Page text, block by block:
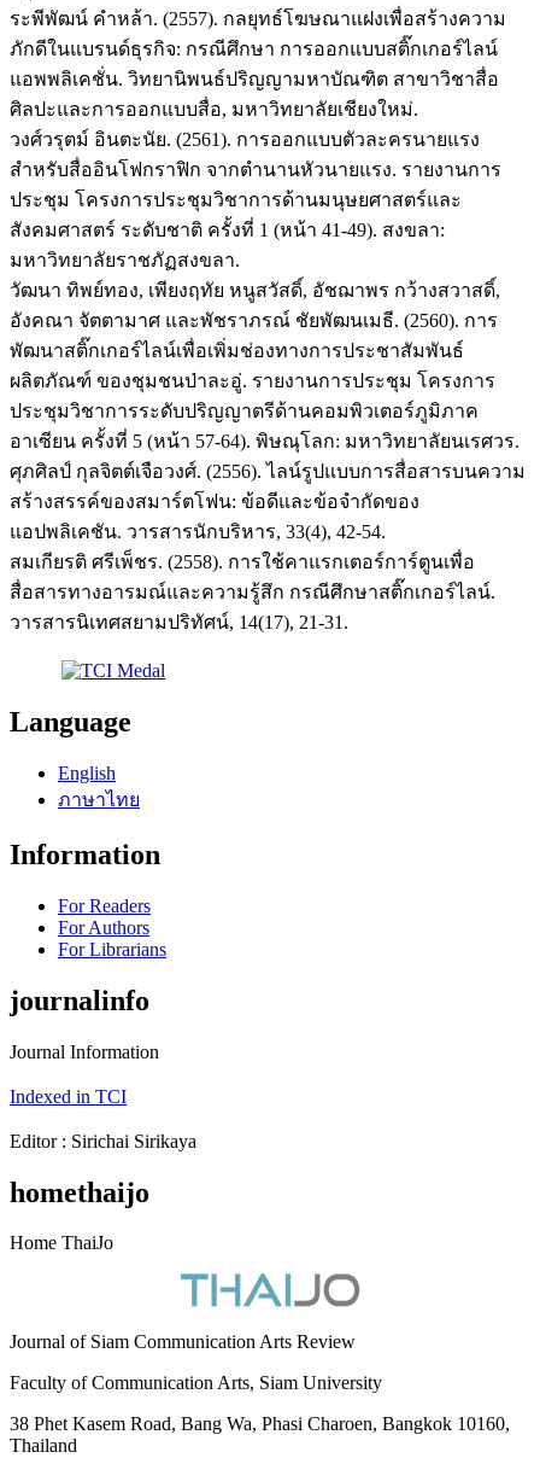
ระพีพัฒน์ คำหล้า. (2557). กลยุทธ์โฆษณาแฝงเพื่อสร้างความ
ภักดีในแบรนด์ธุรกิจ: กรณีศึกษา การออกแบบสติ๊กเกอร์ไลน์
แอพพลิเคชั่น. วิทยานิพนธ์ปริญญามหาบัณฑิต สาขาวิชาสื่อ
ศิลปะและการออกแบบสื่อ, มหาวิทยาลัยเชียงใหม่.
วงศ์วรุตม์ อินตะนัย. (2561). การออกแบบตัวละครนายแรง
สำหรับสื่ออินโฟกราฟิก จากตำนานหัวนายแรง. รายงานการ
ประชุม โครงการประชุมวิชาการด้านมนุษยศาสตร์และ
สังคมศาสตร์ ระดับชาติ ครั้งที่ 1 (หน้า 41-49). สงขลา:
มหาวิทยาลัยราชภัฏสงขลา.
วัฒนา ทิพย์ทอง, เพียงฤทัย หนูสวัสดิ์, อัชฌาพร กว้างสวาสดิ์,
อังคณา จัตตามาศ และพัชราภรณ์ ชัยพัฒนเมธี. (2560). การ
พัฒนาสติ๊กเกอร์ไลน์เพื่อเพิ่มช่องทางการประชาสัมพันธ์
ผลิตภัณฑ์ ของชุมชนป่าละอู่. รายงานการประชุม โครงการ
ประชุมวิชาการระดับปริญญาตรีด้านคอมพิวเตอร์ภูมิภาค
อาเซียน ครั้งที่ 5 (หน้า 57-64). พิษณุโลก: มหาวิทยาลัยนเรศวร.
ศุภศิลป์ กุลจิตต์เจือวงศ์. (2556). ไลน์รูปแบบการสื่อสารบนความ
สร้างสรรค์ของสมาร์ตโฟน: ข้อดีและข้อจำกัดของ
แอปพลิเคชัน. วารสารนักบริหาร, 33(4), 42-54.
สมเกียรติ ศรีเพ็ชร. (2558). การใช้คาแรกเตอร์การ์ตูนเพื่อ
สื่อสารทางอารมณ์และความรู้สึก กรณีศึกษาสติ๊กเกอร์ไลน์.
วารสารนิเทศสยามปริทัศน์, 14(17), 21-31.
Language
English
ภาษาไทย
Information
For Readers
For Authors
For Librarians
journalinfo
Journal Information
Indexed in TCI
Editor : Sirichai Sirikaya
homethaijo
Home ThaiJo
Journal of Siam Communication Arts Review
Faculty of Communication Arts, Siam University
38 Phet Kasem Road, Bang Wa, Phasi Charoen, Bangkok 10160,
Thailand